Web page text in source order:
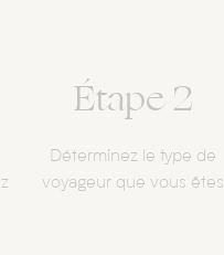
Étape 2
Déterminez le type de
voyageur que vous êtes